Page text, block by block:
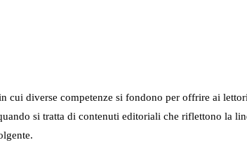
diverse competenze si fondono per offrire ai
si tratta di contenuti editoriali che riflettono la